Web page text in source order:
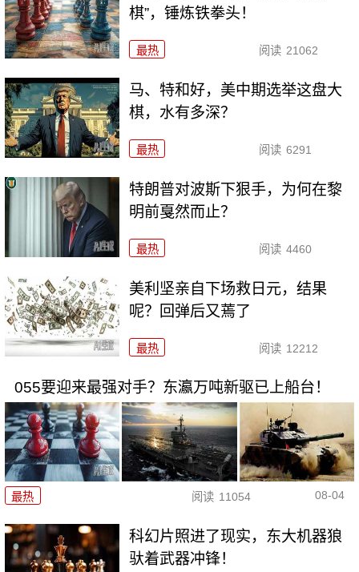
棋”，锤炼铁拳头！
最热 阅读 21062
马、特和好，美中期选举这盘大
棋，水有多深？
最热 阅读 6291
特朗普对波斯下狠手，为何在黎
明前戛然而止？
最热 阅读 4460
美利坚亲自下场救日元，结果
呢？回弹后又蔫了
最热 阅读 12212
055要迎来最强对手？东瀛万吨新驱已上船台！
最热 阅读 11054 08-04
科幻片照进了现实，东大机器狼
驮着武器冲锋！